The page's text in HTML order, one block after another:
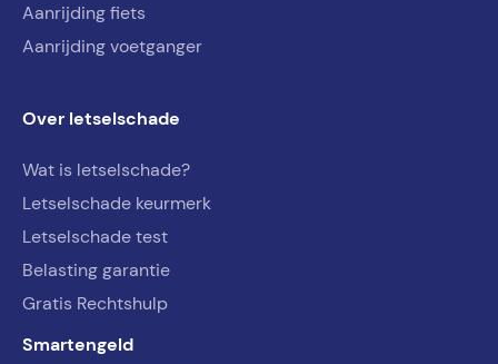
Aanrijding fiets
Aanrijding voetganger
Over letselschade
Wat is letselschade?
Letselschade keurmerk
Letselschade test
Belasting garantie
Gratis Rechtshulp
Smartengeld